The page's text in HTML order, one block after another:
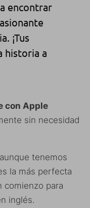
encontrar
¡Tus
historia a
con Apple
sin necesidad
tenemos
la más perfecta
comienzo para
inglés.